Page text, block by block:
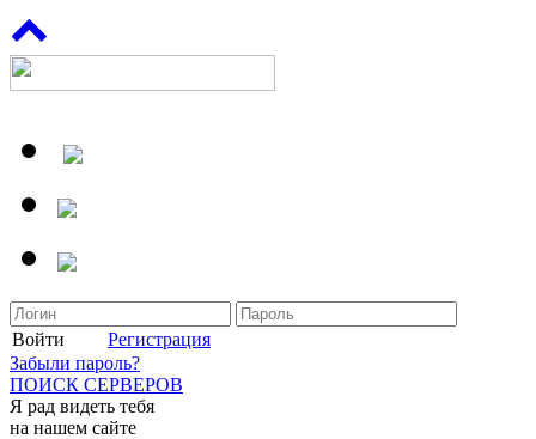
Войти
Регистрация
Забыли пароль?
ПОИСК СЕРВЕРОВ
Я рад видеть тебя
на нашем сайте